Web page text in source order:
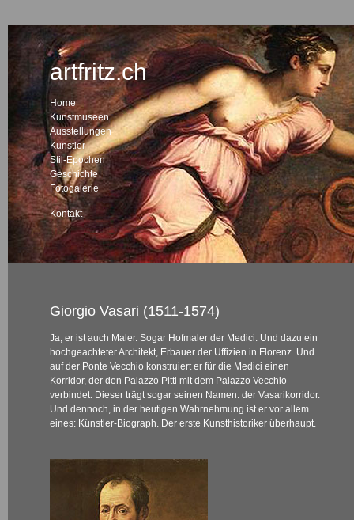
artfritz.ch
Home
Kunstmuseen
Ausstellungen
Künstler
Stil-Epochen
Geschichte
Fotogalerie
Kontakt
Giorgio Vasari (1511-1574)
Ja, er ist auch Maler. Sogar Hofmaler der Medici. Und dazu ein
hochgeachteter Architekt, Erbauer der Uffizien in Florenz. Und
auf der Ponte Vecchio konstruiert er für die Medici einen
Korridor, der den Palazzo Pitti mit dem Palazzo Vecchio
verbindet. Dieser trägt sogar seinen Namen: der Vasarikorridor.
Und dennoch, in der heutigen Wahrnehmung ist er vor allem
eines: Künstler-Biograph. Der erste Kunsthistoriker überhaupt.